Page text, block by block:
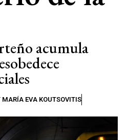
acumula
EVA KOUTSOVITIS